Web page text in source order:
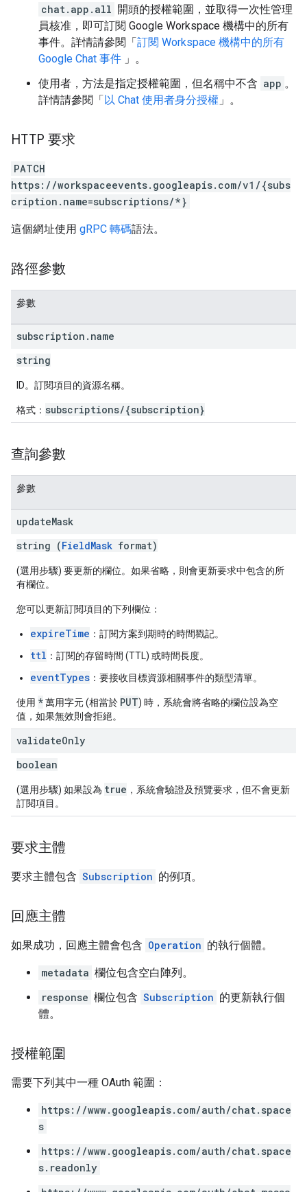
chat.app.all 開頭的授權範圍，並取得一次性管理
員核准，即可訂閱 Google Workspace 機構中的所有
事件。詳情請參閱「訂閱 Workspace 機構中的所有
Google Chat 事件 」。
使用者，方法是指定授權範圍，但名稱中不含 app 。
詳情請參閱「以 Chat 使用者身分授權 」。
HTTP 要求
PATCH
https://workspaceevents.googleapis.com/v1/{subs
cription.name=subscriptions/*}
這個網址使用 gRPC 轉碼語法。
路徑參數
參數
subscription . name
string
ID。訂閱項目的資源名稱。
格式： subscriptions/{subscription}
查詢參數
參數
updateMask
string (FieldMask format)
(選用步驟) 要更新的欄位。如果省略，則會更新要求中包含的所
有欄位。
您可以更新訂閱項目的下列欄位：
expireTime ：訂閱方案到期時的時間戳記。
ttl ：訂閱的存留時間 (TTL) 或時間長度。
eventTypes ：要接收目標資源相關事件的類型清單。
使用 *萬用字元 (相當於 PUT) 時，系統會將省略的欄位設為空
值，如果無效則會拒絕。
validateOnly
boolean
(選用步驟) 如果設為 true ，系統會驗證及預覽要求，但不會更新
訂閱項目。
要求主體
要求主體包含 Subscription 的例項。
回應主體
如果成功，回應主體會包含 Operation 的執行個體。
metadata 欄位包含空白陣列。
response 欄位包含 Subscription 的更新執行個
體。
授權範圍
需要下列其中一種 OAuth 範圍：
https://www.googleapis.com/auth/chat.space
s
https://www.googleapis.com/auth/chat.space
s.readonly